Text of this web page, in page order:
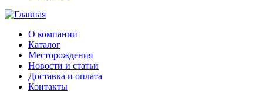
О компании
Каталог
Месторождения
Новости и статьи
Доставка и оплата
Контакты